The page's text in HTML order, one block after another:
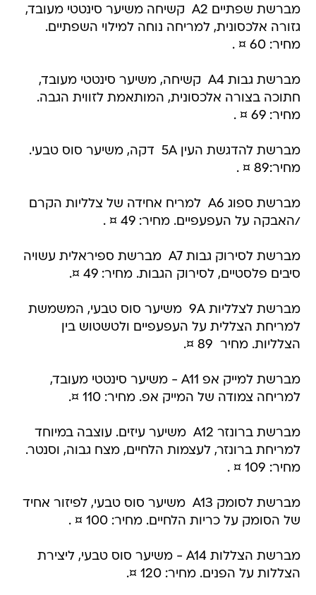
מברשת שפתיים A2  קשיחה משיער סינטטי מעובד,
גזורה אלכסונית, למריחה נוחה למילוי השפתיים.
מחיר: 60 ¤ .
מברשת גבות A4  קשיחה, משיער סינטטי מעובד,
חתוכה בצורה אלכסונית, המותאמת לזווית הגבה.
מחיר: 69 ¤ .
מברשת להדגשת העין 5A  דקה, משיער סוס טבעי.
מחיר:89 ¤ .
מברשת ספוג A6  למריח אחידה של צלליות הקרם
/האבקה על העפעפיים. מחיר: 49 ¤ .
מברשת לסירוק גבות A7  מברשת ספיראלית עשויה
סיבים פלסטיים, לסירוק הגבות. מחיר: 49 ¤.
מברשת לצלליות 9A  משיער סוס טבעי, המשמשת
למריחת הצללית על העפעפיים ולטשטוש בין
הצלליות. מחיר  89 ¤.
מברשת למייק אפ A11 - משיער סינטטי מעובד,
למריחה צמודה של המייק אפ. מחיר: 110 ¤.
מברשת ברונזר A12  משיער עיזים. עוצבה במיוחד
למריחת ברונזר, לעצמות הלחיים, מצח גבוה, וסנטר.
מחיר: 109 ¤ .
מברשת לסומק A13  משיער סוס טבעי, לפיזור אחיד
של הסומק על כריות הלחיים. מחיר: 100 ¤ .
מברשת הצללות A14 - משיער סוס טבעי, ליצירת
הצללות על הפנים. מחיר: 120 ¤.